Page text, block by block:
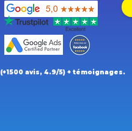
(+1500 avis, 4.9/5) + témoignages.